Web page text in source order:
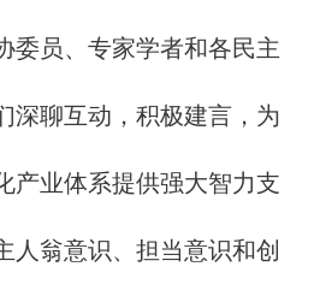
员、专家学者和各民主
深聊互动，积极建言，为
产业体系提供强大智力支
人翁意识、担当意识和创